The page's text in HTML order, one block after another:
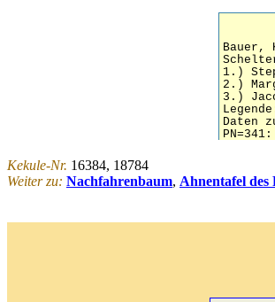
Kekule-Nr. 16384, 18784
Weiter zu: Nachfahrenbaum, Ahnentafel des